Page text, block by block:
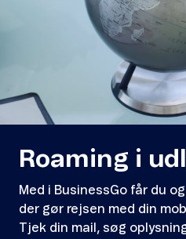
Roaming i
Med i BusinessGo får du
der gør rejsen med din
Tjek din mail, søg